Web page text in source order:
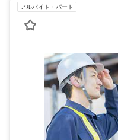
アルバイト・パート